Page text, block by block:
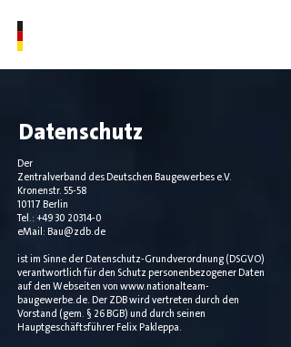
Datenschutz
Der
Zentralverband des Deutschen Baugewerbes e.V.
Kronenstr. 55-58
10117 Berlin
Tel.: +49 30 20314-0
eMail: Bau@zdb.de
ist im Sinne der Datenschutz-Grundverordnung (DSGVO)
verantwortlich für den Schutz personenbezogener Daten
auf den Webseiten von www.nationalteam-
baugewerbe.de. Der ZDB wird vertreten durch den
Vorstand (gem. § 26 BGB) und durch seinen
Hauptgeschäftsführer Felix Pakleppa.